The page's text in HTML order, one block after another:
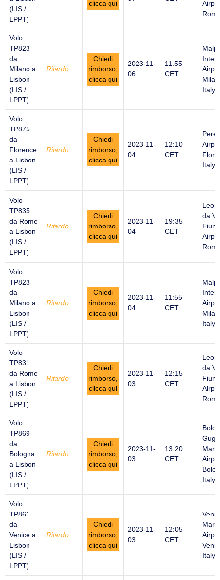
(LIS /
LPPT)
clicca qui
Volo
TP823
da
Milano a
Lisbon
(LIS /
LPPT)
Ritardo
Chiedi
rimborso,
clicca qui
2023-11-
06
11:55
CET
Italy
Volo
TP875
da
Florence
a Lisbon
(LIS /
LPPT)
Ritardo
Chiedi
rimborso,
clicca qui
2023-11-
04
12:10
CET
Italy
Volo
TP835
da Rome
a Lisbon
(LIS /
LPPT)
Ritardo
Chiedi
rimborso,
clicca qui
2023-11-
04
19:35
CET
da
Volo
TP823
da
Milano a
Lisbon
(LIS /
LPPT)
Ritardo
Chiedi
rimborso,
clicca qui
2023-11-
04
11:55
CET
Italy
Volo
TP831
da Rome
a Lisbon
(LIS /
LPPT)
Ritardo
Chiedi
rimborso,
clicca qui
2023-11-
03
12:15
CET
da
Volo
TP869
da
Bologna
a Lisbon
(LIS /
LPPT)
Ritardo
Chiedi
rimborso,
clicca qui
2023-11-
03
13:20
CET
Italy
Volo
TP861
da
Venice a
Lisbon
(LIS /
LPPT)
Ritardo
Chiedi
rimborso,
clicca qui
2023-11-
03
12:05
CET
Italy